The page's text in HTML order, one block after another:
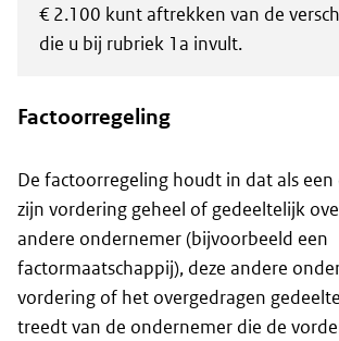
€ 2.100 kunt aftrekken van de
die u bij rubriek 1a invult.
Factoorregeling
De factoorregeling houdt in dat als
zijn vordering geheel of gedeeltelijk
andere ondernemer (bijvoorbeeld een
factormaatschappij), deze andere
vordering of het overgedragen
treedt van de ondernemer die de